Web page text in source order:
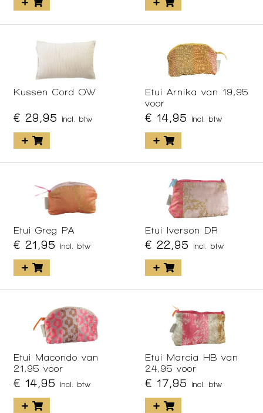
Kussen Cord OW
€ 29,95 incl. btw
Etui Arnika van 19,95
voor
€ 14,95 incl. btw
Etui Greg PA
€ 21,95 incl. btw
Etui Iverson DR
€ 22,95 incl. btw
Etui Macondo van
21,95 voor
€ 14,95 incl. btw
Etui Marcia HB van
24,95 voor
€ 17,95 incl. btw